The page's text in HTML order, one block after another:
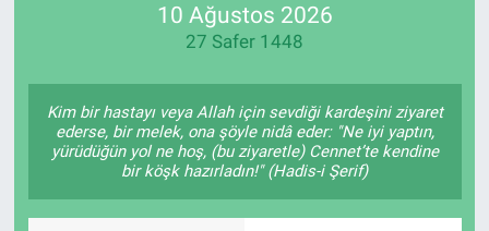
10 Ağustos 2026
27 Safer 1448
Kim bir hastayı veya Allah için sevdiği kardeşini ziyaret
ederse, bir melek, ona şöyle nidâ eder: "Ne iyi yaptın,
yürüdüğün yol ne hoş, (bu ziyaretle) Cennet’te kendine
bir köşk hazırladın!" (Hadis-i Şerif)
Künye
Son Dakika Haberleri
Haber Arşivi